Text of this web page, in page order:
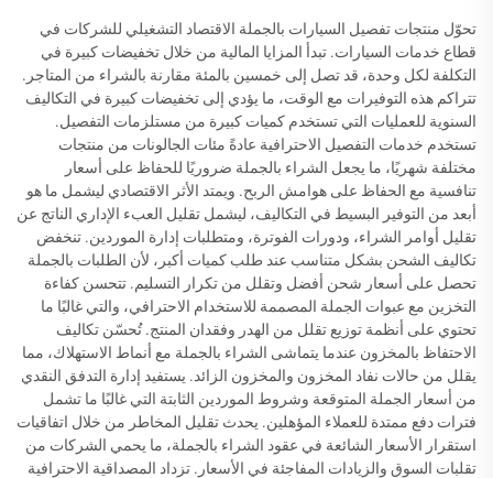
تحوّل منتجات تفصيل السيارات بالجملة الاقتصاد التشغيلي للشركات في
قطاع خدمات السيارات. تبدأ المزايا المالية من خلال تخفيضات كبيرة في
التكلفة لكل وحدة، قد تصل إلى خمسين بالمئة مقارنة بالشراء من المتاجر.
تتراكم هذه التوفيرات مع الوقت، ما يؤدي إلى تخفيضات كبيرة في التكاليف
السنوية للعمليات التي تستخدم كميات كبيرة من مستلزمات التفصيل.
تستخدم خدمات التفصيل الاحترافية عادةً مئات الجالونات من منتجات
مختلفة شهريًا، ما يجعل الشراء بالجملة ضروريًا للحفاظ على أسعار
تنافسية مع الحفاظ على هوامش الربح. ويمتد الأثر الاقتصادي ليشمل ما هو
أبعد من التوفير البسيط في التكاليف، ليشمل تقليل العبء الإداري الناتج عن
تقليل أوامر الشراء، ودورات الفوترة، ومتطلبات إدارة الموردين. تنخفض
تكاليف الشحن بشكل متناسب عند طلب كميات أكبر، لأن الطلبات بالجملة
تحصل على أسعار شحن أفضل وتقلل من تكرار التسليم. تتحسن كفاءة
التخزين مع عبوات الجملة المصممة للاستخدام الاحترافي، والتي غالبًا ما
تحتوي على أنظمة توزيع تقلل من الهدر وفقدان المنتج. تُحسّن تكاليف
الاحتفاظ بالمخزون عندما يتماشى الشراء بالجملة مع أنماط الاستهلاك، مما
يقلل من حالات نفاد المخزون والمخزون الزائد. يستفيد إدارة التدفق النقدي
من أسعار الجملة المتوقعة وشروط الموردين الثابتة التي غالبًا ما تشمل
فترات دفع ممتدة للعملاء المؤهلين. يحدث تقليل المخاطر من خلال اتفاقيات
استقرار الأسعار الشائعة في عقود الشراء بالجملة، ما يحمي الشركات من
تقلبات السوق والزيادات المفاجئة في الأسعار. تزداد المصداقية الاحترافية